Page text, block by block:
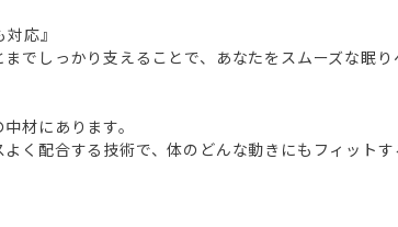
応』
でしっかり支えることで、あなたをスムーズな眠り
材にあります。
く配合する技術で、体のどんな動きにもフィットす